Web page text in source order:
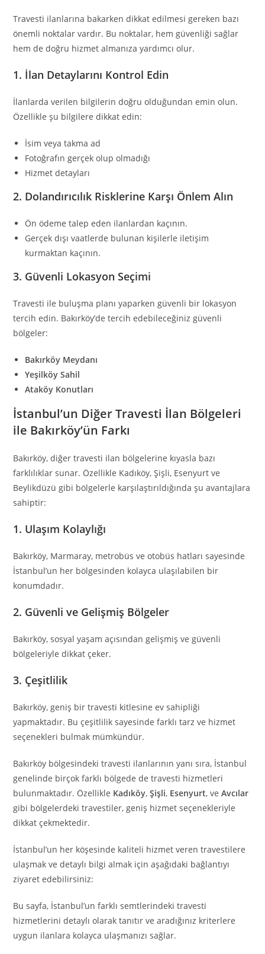
Travesti ilanlarına bakarken dikkat edilmesi gereken bazı
önemli noktalar vardır. Bu noktalar, hem güvenliği sağlar
hem de doğru hizmet almanıza yardımcı olur.
1. İlan Detaylarını Kontrol Edin
İlanlarda verilen bilgilerin doğru olduğundan emin olun.
Özellikle şu bilgilere dikkat edin:
İsim veya takma ad
Fotoğrafın gerçek olup olmadığı
Hizmet detayları
2. Dolandırıcılık Risklerine Karşı Önlem Alın
Ön ödeme talep eden ilanlardan kaçının.
Gerçek dışı vaatlerde bulunan kişilerle iletişim
kurmaktan kaçının.
3. Güvenli Lokasyon Seçimi
Travesti ile buluşma planı yaparken güvenli bir lokasyon
tercih edin. Bakırköy’de tercih edebileceğiniz güvenli
bölgeler:
Bakırköy Meydanı
Yeşilköy Sahil
Ataköy Konutları
İstanbul’un Diğer Travesti İlan Bölgeleri
ile Bakırköy’ün Farkı
Bakırköy, diğer travesti ilan bölgelerine kıyasla bazı
farklılıklar sunar. Özellikle Kadıköy, Şişli, Esenyurt ve
Beylikdüzü gibi bölgelerle karşılaştırıldığında şu avantajlara
sahiptir:
1. Ulaşım Kolaylığı
Bakırköy, Marmaray, metrobüs ve otobüs hatları sayesinde
İstanbul’un her bölgesinden kolayca ulaşılabilen bir
konumdadır.
2. Güvenli ve Gelişmiş Bölgeler
Bakırköy, sosyal yaşam açısından gelişmiş ve güvenli
bölgeleriyle dikkat çeker.
3. Çeşitlilik
Bakırköy, geniş bir travesti kitlesine ev sahipliği
yapmaktadır. Bu çeşitlilik sayesinde farklı tarz ve hizmet
seçenekleri bulmak mümkündür.
Bakırköy bölgesindeki travesti ilanlarının yanı sıra, İstanbul
genelinde birçok farklı bölgede de travesti hizmetleri
bulunmaktadır. Özellikle Kadıköy,Şişli, Esenyurt, veAvcılar
gibi bölgelerdeki travestiler, geniş hizmet seçenekleriyle
dikkat çekmektedir.
İstanbul’un her köşesinde kaliteli hizmet veren travestilere
ulaşmak ve detaylı bilgi almak için aşağıdaki bağlantıyı
ziyaret edebilirsiniz:
Bu sayfa, İstanbul’un farklı semtlerindeki travesti
hizmetlerini detaylı olarak tanıtır ve aradığınız kriterlere
uygun ilanlara kolayca ulaşmanızı sağlar.